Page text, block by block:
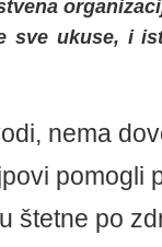
sve ukuse, i
nema
pomogli
štetne po